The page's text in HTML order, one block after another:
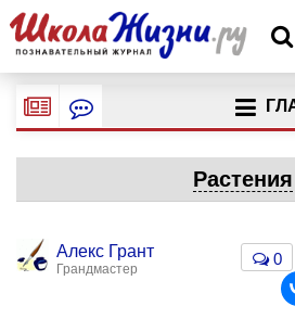
Растения
Алекс Грант
Грандмастер
0